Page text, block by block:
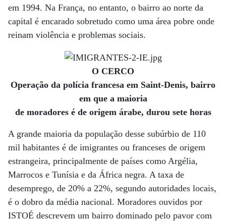
em 1994. Na França, no entanto, o bairro ao norte da
capital é encarado sobretudo como uma área pobre onde
reinam violência e problemas sociais.
O CERCO
Operação da polícia francesa em Saint-Denis, bairro
em que a maioria
de moradores é de origem árabe, durou sete horas
A grande maioria da população desse subúrbio de 110
mil habitantes é de imigrantes ou franceses de origem
estrangeira, principalmente de países como Argélia,
Marrocos e Tunísia e da África negra. A taxa de
desemprego, de 20% a 22%, segundo autoridades locais,
é o dobro da média nacional. Moradores ouvidos por
ISTOÉ descrevem um bairro dominado pelo pavor com